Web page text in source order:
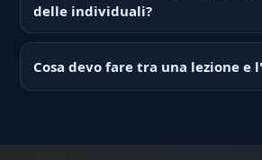
delle individuali?
Cosa devo fare tra una lezione e